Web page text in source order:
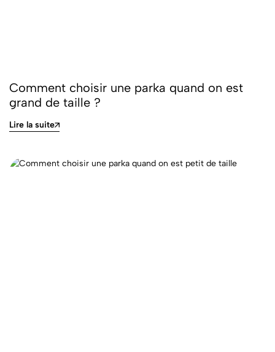
Comment choisir une parka quand on est
grand de taille ?
Lire la suite